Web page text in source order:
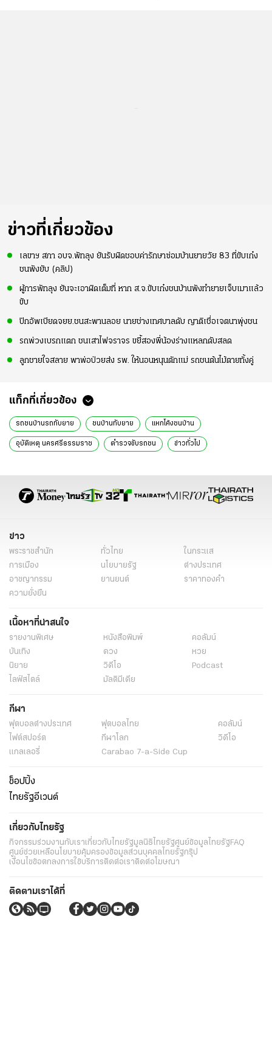
ข่าวที่เกี่ยวข้อง
เลขาฯ สภา อบจ.พัทลุง ยันรับผิดชอบค่ารักษาซ่อมบ้านยายวัย 83 ที่ขับเก๋ง
ชนพังยับ (คลิป)
ผู้การพัทลุง ยันจะเอาผิดเต็มที่ หาก ส.จ.ขับเก๋งชนบ้านพังทำยายเจ็บเมาแล้ว
ขับ
ปิกอัพเบียดจยย.ชนสะพานลอย นายช่างเทศบาลดับ ญาติเชื่อเจตนาพุ่งชน
รถพ่วงเบรกแตก ชนเสาไฟจราจร ขยี้สองพี่น้องร่างแหลกดับสลด
ลูกชายใจสลาย พาพ่อป่วยส่ง รพ. ให้นอนหนุนตักแม่ รถชนต้นไม้ตายทั้งคู่
แท็กที่เกี่ยวข้อง
รถชนบ้านรถทับยาย ชนบ้านทับยาย แหกโค้งชนบ้าน
อุบัติเหตุ นครศรีธรรมราช ตำรวจขับรถชน ข่าวทั่วไป
ข่าว
พระราชสำนัก ทั่วไทย
ในกระแส
การเมือง
นโยบายรัฐ
ต่างประเทศ
อาชญากรรม
ยานยนต์
ราคาทองคำ
ความยั่งยืน
เนื้อหาที่น่าสนใจ
รายงานพิเศษ หนังสือพิมพ์
คอลัมน์
บันเทิง
ดวง
หวย
นิยาย
วิดีโอ
Podcast
ไลฟ์สไตล์
มัลติมีเดีย
กีฬา
ฟุตบอลต่่างประเทศ ฟุตบอลไทย
คอลัมน์
ไฟต์สปอร์ต
กีฬาโลก
วิดีโอ
แกลเลอรี่
Carabao 7-a-Side Cup
ช็อปปิ้ง
ไทยรัฐอีเวนต์
เกี่ยวกับไทยรัฐ
กิจกรรมร่วมงานกับเราเกี่ยวกับไทยรัฐมูลนิธิไทยรัฐศูนย์ข้อมูลไทยรัฐFAQ
ศูนย์ช่วยเหลือนโยบายคุ้มครองข้อมูลส่วนบุคคลไทยรัฐกรุ๊ป
เงื่อนไขข้อตกลงการใช้บริการติดต่อเราติดต่อโฆษณา
ติดตามเราได้ที่